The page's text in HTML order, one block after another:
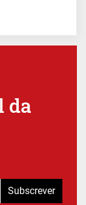
da
Subscrever